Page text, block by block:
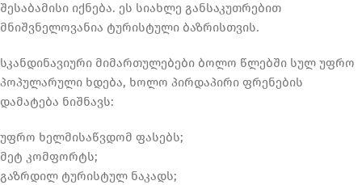
შესაბამისი იქნება. ეს სიახლე განსაკუთრებით
მნიშვნელოვანია ტურისტული ბაზრისთვის.
სკანდინავიური მიმართულებები ბოლო წლებში სულ უფრო
პოპულარული ხდება, ხოლო პირდაპირი ფრენების
დამატება ნიშნავს:
უფრო ხელმისაწვდომ ფასებს;
მეტ კომფორტს;
გაზრდილ ტურისტულ ნაკადს;